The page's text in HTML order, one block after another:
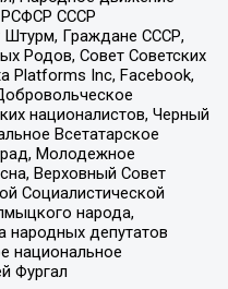
РСФСР СССР
Штурм, Граждане СССР,
Родов, Совет Советских
Platforms Inc, Facebook,
националистов, Черный
Всетатарское
Молодежное
Верховный Совет
Социалистической
народа,
народных депутатов
национальное
Фургал